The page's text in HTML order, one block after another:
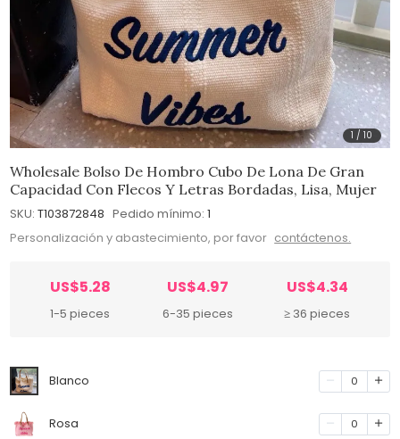
1 /10
Wholesale Bolso De Hombro Cubo De Lona De Gran
Capacidad Con Flecos Y Letras Bordadas, Lisa, Mujer
SKU: T103872848 Pedido mínimo: 1
Personalización y abastecimiento, por favor contáctenos.
US$5.28
1-5 pieces
US$4.97
6-35 pieces
US$4.34
≥ 36 pieces
Blanco 0
Rosa 0